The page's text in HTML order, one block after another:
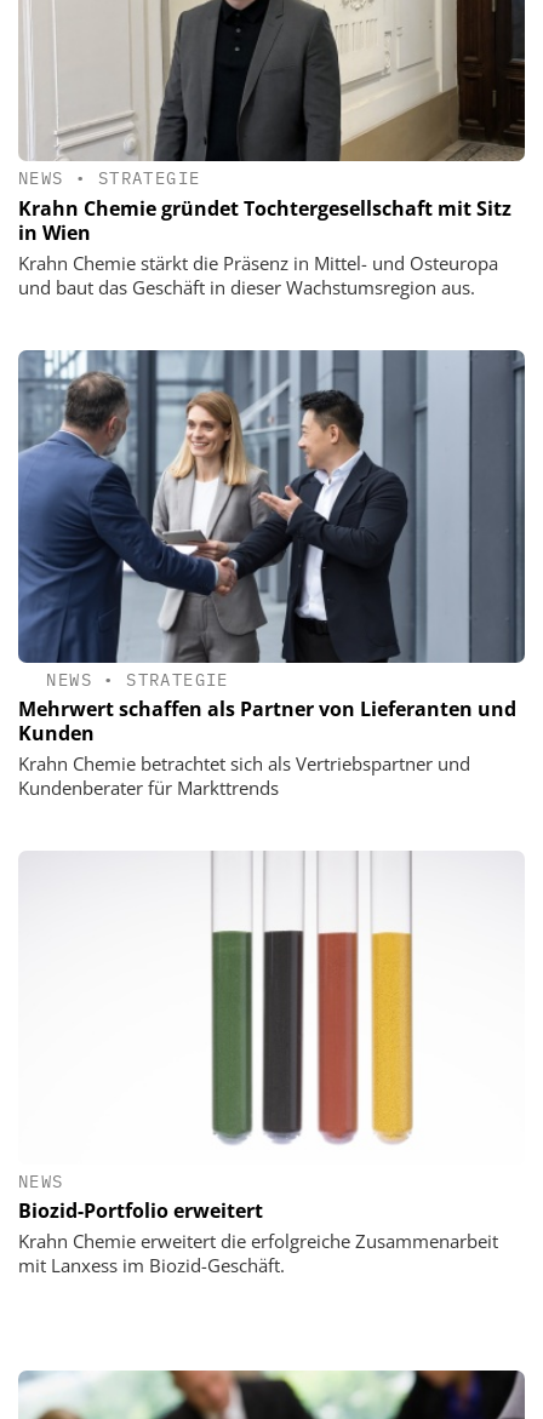
NEWS • STRATEGIE
Krahn Chemie gründet Tochtergesellschaft mit Sitz
in Wien
Krahn Chemie stärkt die Präsenz in Mittel- und Osteuropa
und baut das Geschäft in dieser Wachstumsregion aus.
NEWS • STRATEGIE
Mehrwert schaffen als Partner von Lieferanten und
Kunden
Krahn Chemie betrachtet sich als Vertriebspartner und
Kundenberater für Markttrends
NEWS
Biozid-Portfolio erweitert
Krahn Chemie erweitert die erfolgreiche Zusammenarbeit
mit Lanxess im Biozid-Geschäft.